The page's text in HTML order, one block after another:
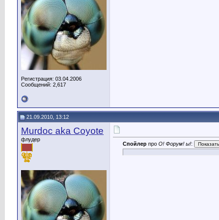
Регистрация: 03.04.2006
Сообщений: 2,617
21.09.2010, 13:12
Murdoc aka Coyote
флудер
Спойлер про О! Форум! ы!: